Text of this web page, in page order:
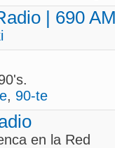
| 690
, 90-te
en la Red